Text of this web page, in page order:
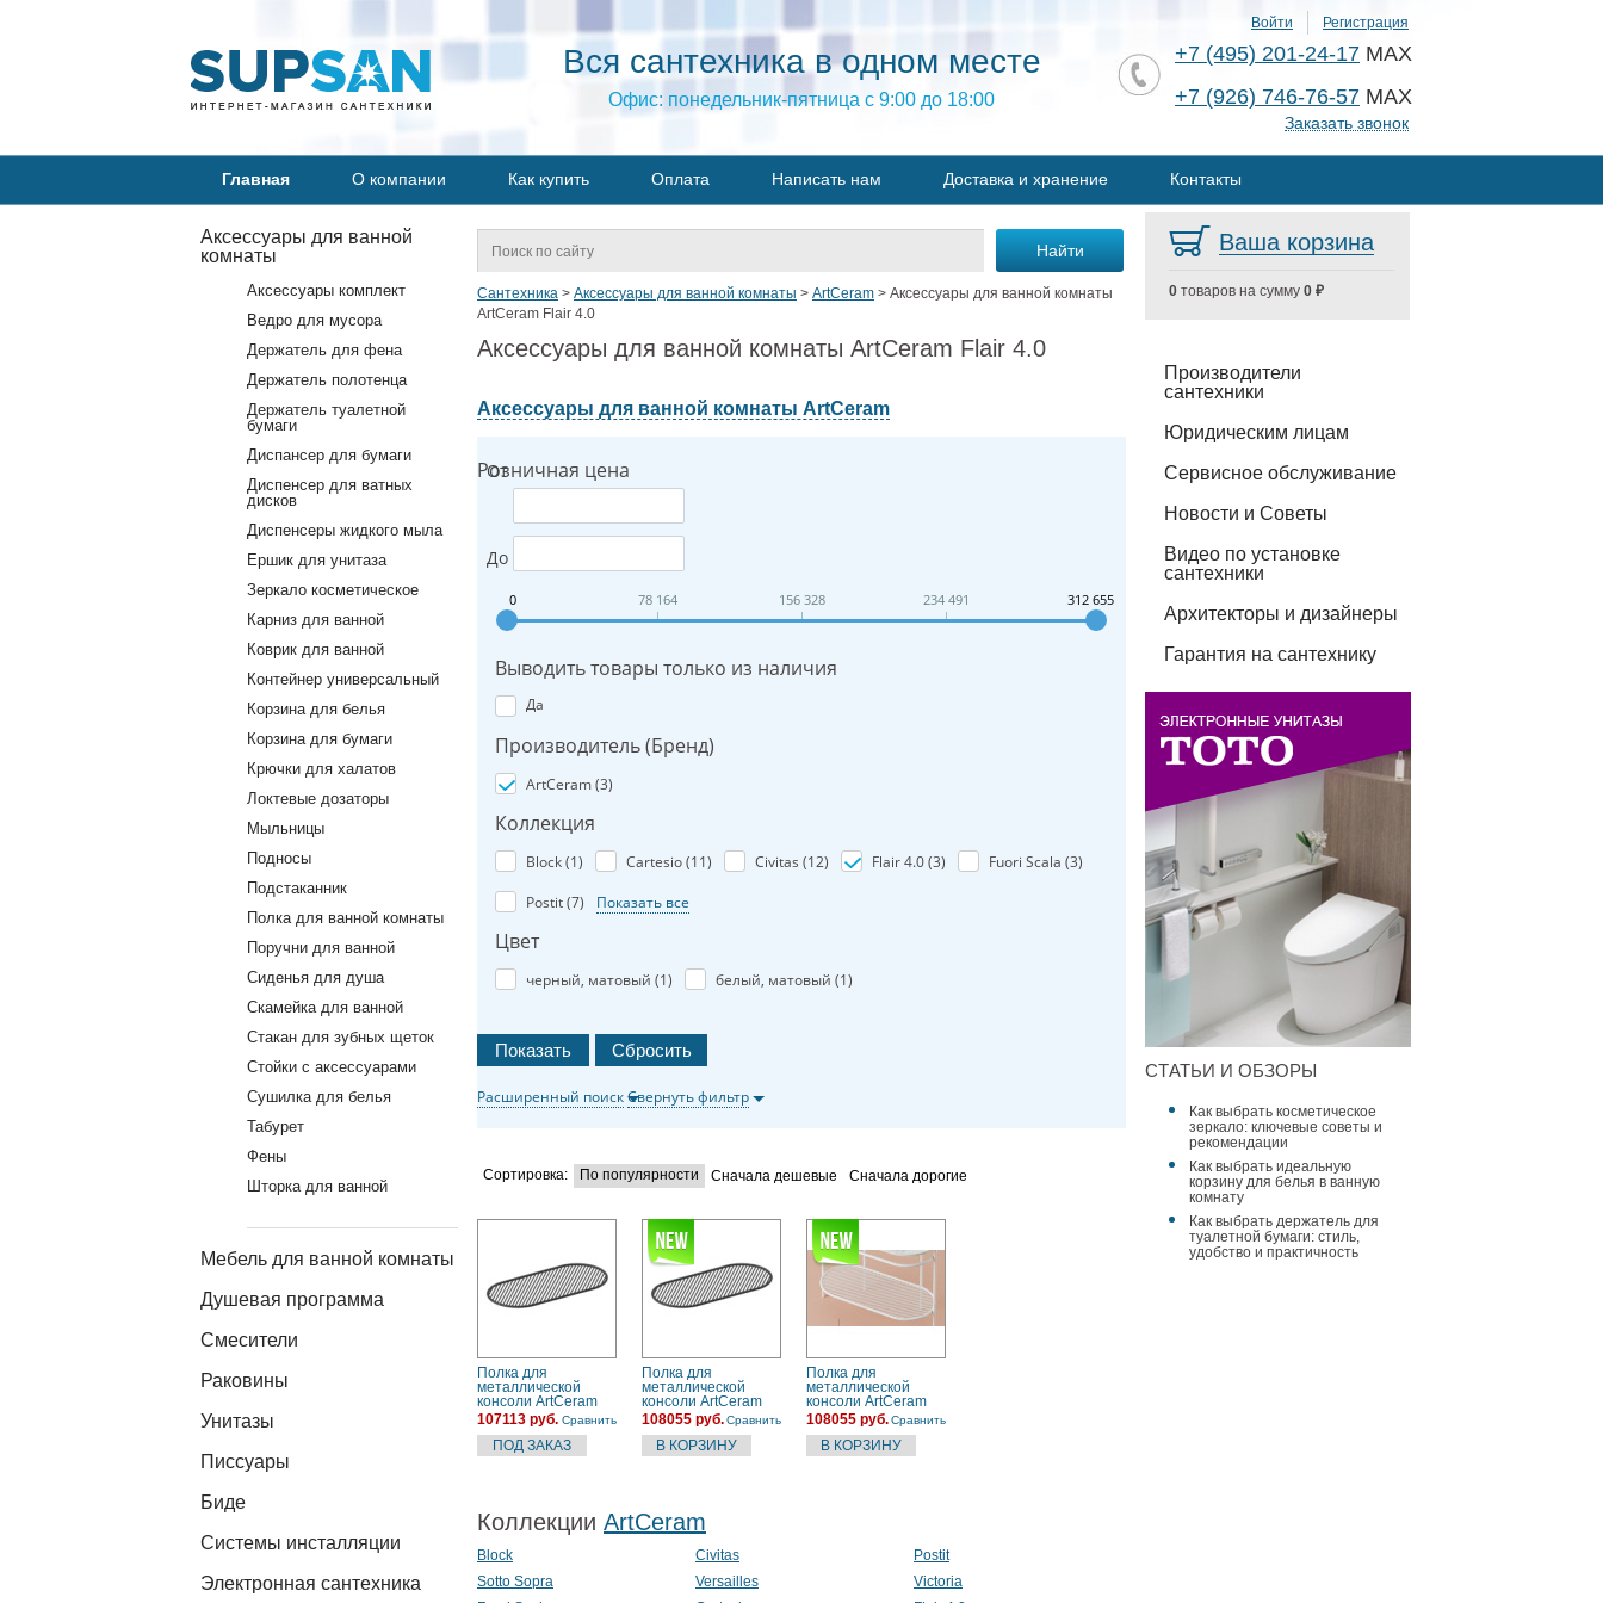
Вся сантехника в одном месте
Офис: понедельник-пятница с 9:00 до 18:00
Войти Регистрация
+7 (495) 201-24-17 MAX
+7 (926) 746-76-57 MAX
Заказать звонок
Главная О компании Как купить Оплата Написать нам Доставка и хранение Контакты
Аксессуары для ванной
комнаты
Аксессуары комплект
Ведро для мусора
Держатель для фена
Держатель полотенца
Держатель туалетной
бумаги
Диспансер для бумаги
Диспенсер для ватных
дисков
Диспенсеры жидкого мыла
Ершик для унитаза
Зеркало косметическое
Карниз для ванной
Коврик для ванной
Контейнер универсальный
Корзина для белья
Корзина для бумаги
Крючки для халатов
Локтевые дозаторы
Мыльницы
Подносы
Подстаканник
Полка для ванной комнаты
Поручни для ванной
Сиденья для душа
Скамейка для ванной
Стакан для зубных щеток
Стойки с аксессуарами
Сушилка для белья
Табурет
Фены
Шторка для ванной
Мебель для ванной комнаты
Душевая программа
Смесители
Раковины
Унитазы
Писсуары
Биде
Системы инсталляции
Электронная сантехника
Сантехника > Аксессуары для ванной комнаты > ArtCeram > Аксессуары для ванной комнаты
ArtCeram Flair 4.0
Аксессуары для ванной комнаты ArtCeram Flair 4.0
Аксессуары для ванной комнаты ArtCeram
Розничная цена
От
До
0 78 164 156 328 234 491 312 655
Выводить товары только из наличия
Да
Производитель (Бренд)
ArtCeram (3)
Коллекция
Block (1) Cartesio (11) Civitas (12) Flair 4.0 (3) Fuori Scala (3)
Postit (7) Показать все
Цвет
черный, матовый (1) белый, матовый (1)
Расширенный поискСвернуть фильтр
Сортировка: По популярности Сначала дешевые Сначала дорогие
Полка для
металлической
консоли ArtCeram
Flair 4.0 (TFA013 17)
черный матовый
107113 руб. Сравнить
Полка для
металлической
консоли ArtCeram
Flair 4.0 (TFA013 56)
108055 руб.Сравнить
Полка для
металлической
консоли ArtCeram
Flair 4.0 (TFA013 05)
белый матовый
108055 руб.Сравнить
Коллекции ArtCeram
Block Civitas
Postit
Sotto Sopra
Versailles
Victoria
Ваша корзина
0 товаров на сумму 0 ₽
Производители
сантехники
Юридическим лицам
Сервисное обслуживание
Новости и Советы
Видео по установке
сантехники
Архитекторы и дизайнеры
Гарантия на сантехнику
СТАТЬИ И ОБЗОРЫ
Как выбрать косметическое
зеркало: ключевые советы и
рекомендации
Как выбрать идеальную
корзину для белья в ванную
комнату
Как выбрать держатель для
туалетной бумаги: стиль,
удобство и практичность